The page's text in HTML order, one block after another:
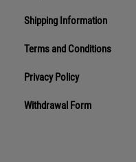
Shipping Information
Terms and Conditions
Privacy Policy
Withdrawal Form